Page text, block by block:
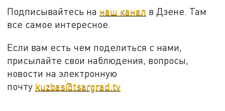
Подписывайтесь на наш канал в Дзене. Там
все самое интересное.
Если вам есть чем поделиться с нами,
присылайте свои наблюдения, вопросы,
новости на электронную
почту kuzbas@tsargrad.tv